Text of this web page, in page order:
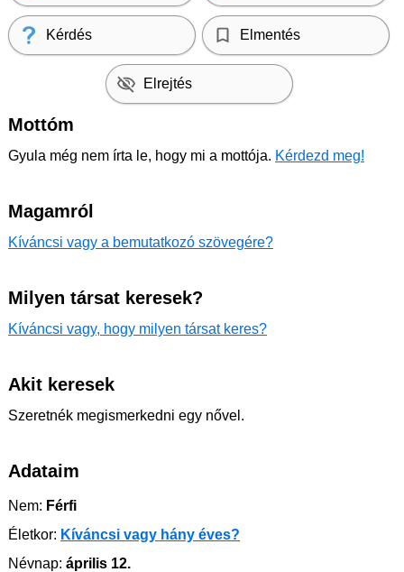
Kérdés Elmentés
Elrejtés
Mottóm
Gyula még nem írta le, hogy mi a mottója. Kérdezd meg!
Magamról
Kíváncsi vagy a bemutatkozó szövegére?
Milyen társat keresek?
Kíváncsi vagy, hogy milyen társat keres?
Akit keresek
Szeretnék megismerkedni egy nővel.
Adataim
Nem: Férfi
Életkor: Kíváncsi vagy hány éves?
Névnap: április 12.